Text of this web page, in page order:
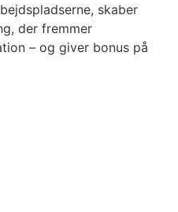
skaber
der fremmer
– og giver bonus på